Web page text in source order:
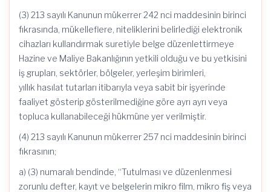
(3) 213 sayılı Kanunun mükerrer 242 nci maddesinin birinci
fıkrasında, mükelleflere, niteliklerini belirlediği elektronik
cihazları kullandırmak suretiyle belge düzenlettirmeye
Hazine ve Maliye Bakanlığının yetkili olduğu ve bu yetkisini
iş grupları, sektörler, bölgeler, yerleşim birimleri,
yıllık hasılat tutarları itibarıyla veya sabit bir işyerinde
faaliyet gösterip gösterilmediğine göre ayrı ayrı veya
topluca kullanabileceği hükmüne yer verilmiştir.
(4) 213 sayılı Kanunun mükerrer 257 nci maddesinin birinci
fıkrasının;
a) (3) numaralı bendinde, “Tutulması ve düzenlenmesi
zorunlu defter, kayıt ve belgelerin mikro film, mikro fiş veya